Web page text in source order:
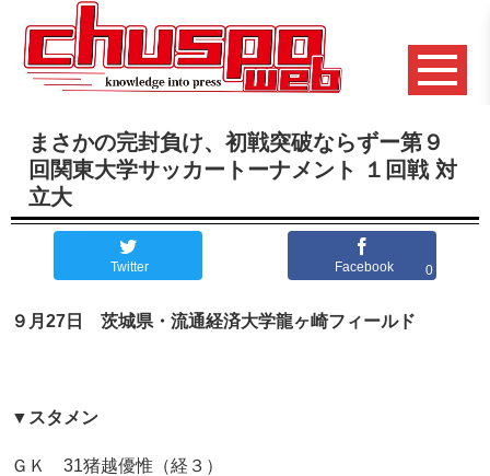
まさかの完封負け、初戦突破ならずー第９
回関東大学サッカートーナメント １回戦 対
立大
Twitter Facebook 0
９月 27 日 茨城県・流通経済大学龍ヶ崎フィールド
▼ スタメン
ＧＫ 31猪越優惟（経３）